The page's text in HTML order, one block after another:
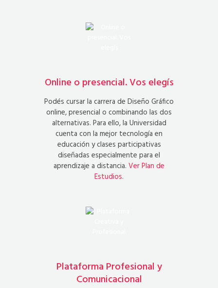
Online o presencial. Vos elegís
Podés cursar la carrera de Diseño Gráfico
online, presencial o combinando las dos
alternativas. Para ello, la Universidad
cuenta con la mejor tecnología en
educación y clases participativas
diseñadas especialmente para el
aprendizaje a distancia. Ver Plan de
Estudios.
Plataforma Profesional y
Comunicacional